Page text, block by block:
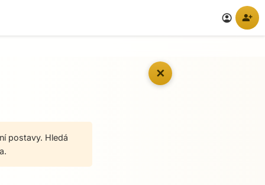
account_circle person_add
✕
postavy. Hledá